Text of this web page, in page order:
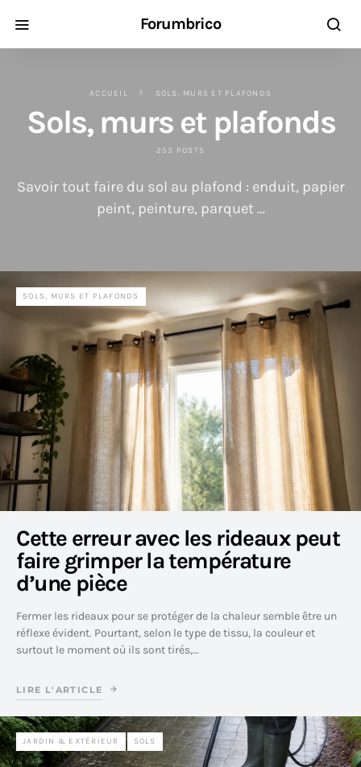
Forumbrico
ACCUEIL SOLS, MURS ET PLAFONDS
Sols, murs et plafonds
253 POSTS
Savoir tout faire du sol au plafond : enduit, papier
peint, peinture, parquet …
SOLS, MURS ET PLAFONDS
Cette erreur avec les rideaux peut
faire grimper la température
d’une pièce
Fermer les rideaux pour se protéger de la chaleur semble être un
réflexe évident. Pourtant, selon le type de tissu, la couleur et
surtout le moment où ils sont tirés,…
LIRE L'ARTICLE
JARDIN & EXTÉRIEUR SOLS